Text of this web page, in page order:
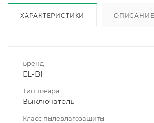
ХАРАКТЕРИСТИКИ ОПИСАНИЕ
Бренд
EL-BI
Тип товара
Выключатель
Класс пылевлагозащиты